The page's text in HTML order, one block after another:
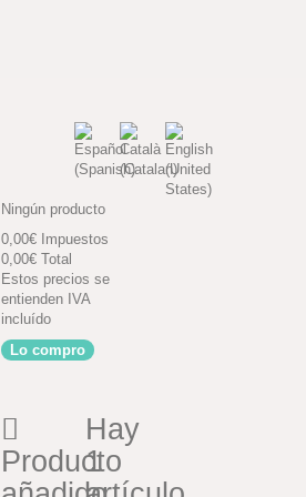
Ningún producto
0,00€
Impuestos
0,00€ Total
Estos precios se
entienden IVA
incluído
Lo compro
Producto
Hay
1